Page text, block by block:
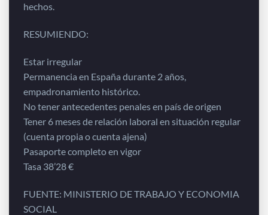
hechos.
RESUMIENDO:
Estar irregular
Permanencia en España durante 2 años,
empadronamiento histórico.
No tener antecedentes penales en país de origen
Tener 6 meses de relación laboral en situación regular
(cuenta propia o cuenta ajena)
Pasaporte completo en vigor
Tasa 38’28 €
FUENTE: MINISTERIO DE TRABAJO Y ECONOMIA
SOCIAL